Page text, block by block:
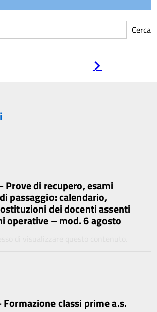
Cerca
Prove di recupero, esami
passaggio: calendario,
dei docenti assenti
operative – mod. 6 agosto
Formazione classi prime a.s.